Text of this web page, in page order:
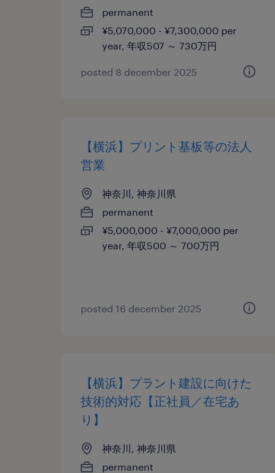
permanent
¥5,070,000 - ¥7,300,000 per
year, 年収507 ～ 730万円
posted 8 december 2025
【横浜】プリント基板等の法人
営業
神奈川, 神奈川県
permanent
¥5,000,000 - ¥7,000,000 per
year, 年収500 ～ 700万円
posted 16 december 2025
【横浜】プラント建設に向けた
技術的対応【正社員／在宅あ
り】
神奈川, 神奈川県
permanent